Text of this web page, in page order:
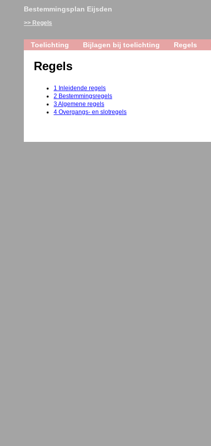
Bestemmingsplan Eijsden
Regels
Toelichting Bijlagen bij toelichting Regels
Regels
1 Inleidende regels
2 Bestemmingsregels
3 Algemene regels
4 Overgangs- en slotregels